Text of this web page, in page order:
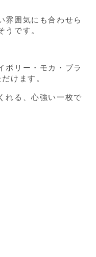
雰囲気にも合わせら
うです。
ボリー・モカ・ブラ
けます。
れる、心強い一枚で